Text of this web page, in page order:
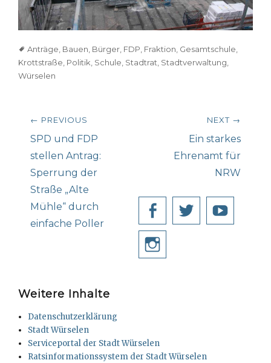
TagsAnträge Bauen Bürger FDP Fraktion Gesamtschule
Krottstraße Politik Schule Stadtrat Stadtverwaltung
Würselen
Beitragsnavigation
← PREVIOUS
Previous
post:
SPD und FDP
stellen Antrag:
Sperrung der
Straße „Alte
Mühle“ durch
einfache Poller
NEXT →
Ein starkes
Ehrenamt für
NRW
Facebook
Twitter
Weitere Inhalte
Datenschutzerklärung
Stadt Würselen
Serviceportal der Stadt Würselen
Ratsinformationssystem der Stadt Würselen